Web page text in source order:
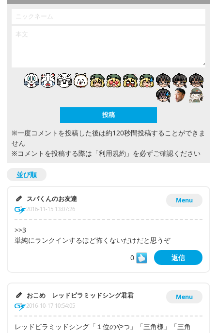
※一度コメントを投稿した後は約120秒間投稿することができま
せん
※コメントを投稿する際は 「利用規約」 を必ずご確認ください
並び順
Menu
スパくんのお友達
2016-11-15 13:07:26
>>3
単純にランクインするほど怖くないだけだと思うぞ
0
返信
Menu
おこめ レッドピラミッドシング君君
2016-10-17 10:54:05
レッドピラミッドシング「１位のやつ」「三角様」「三角